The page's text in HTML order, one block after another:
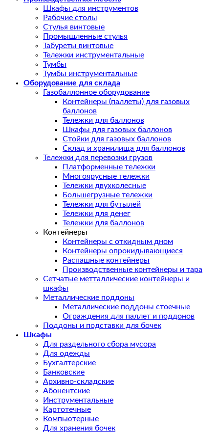
Шкафы для инструментов
Рабочие столы
Стулья винтовые
Промышленные стулья
Табуреты винтовые
Тележки инструментальные
Тумбы
Тумбы инструментальные
Оборудование для склада
Газобаллонное оборудование
Контейнеры (паллеты) для газовых
баллонов
Тележки для баллонов
Шкафы для газовых баллонов
Стойки для газовых баллонов
Склад и хранилища для баллонов
Тележки для перевозки грузов
Платформенные тележки
Многоярусные тележки
Тележки двухколесные
Большегрузные тележки
Тележки для бутылей
Тележки для денег
Тележки для баллонов
Контейнеры
Контейнеры с откидным дном
Контейнеры опрокидывающиеся
Распашные контейнеры
Производственные контейнеры и тара
Сетчатые метталлические контейнеры и
шкафы
Металлические поддоны
Металлические поддоны стоечные
Ограждения для паллет и поддонов
Поддоны и подставки для бочек
Шкафы
Для раздельного сбора мусора
Для одежды
Бухгалтерские
Банковские
Архивно-складские
Абонентские
Инструментальные
Картотечные
Компьютерные
Для хранения бочек